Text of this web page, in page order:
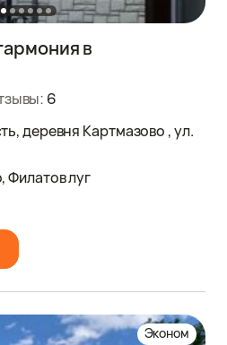
в
6
деревня Картмазово , ул.
Филатов луг
Эконом